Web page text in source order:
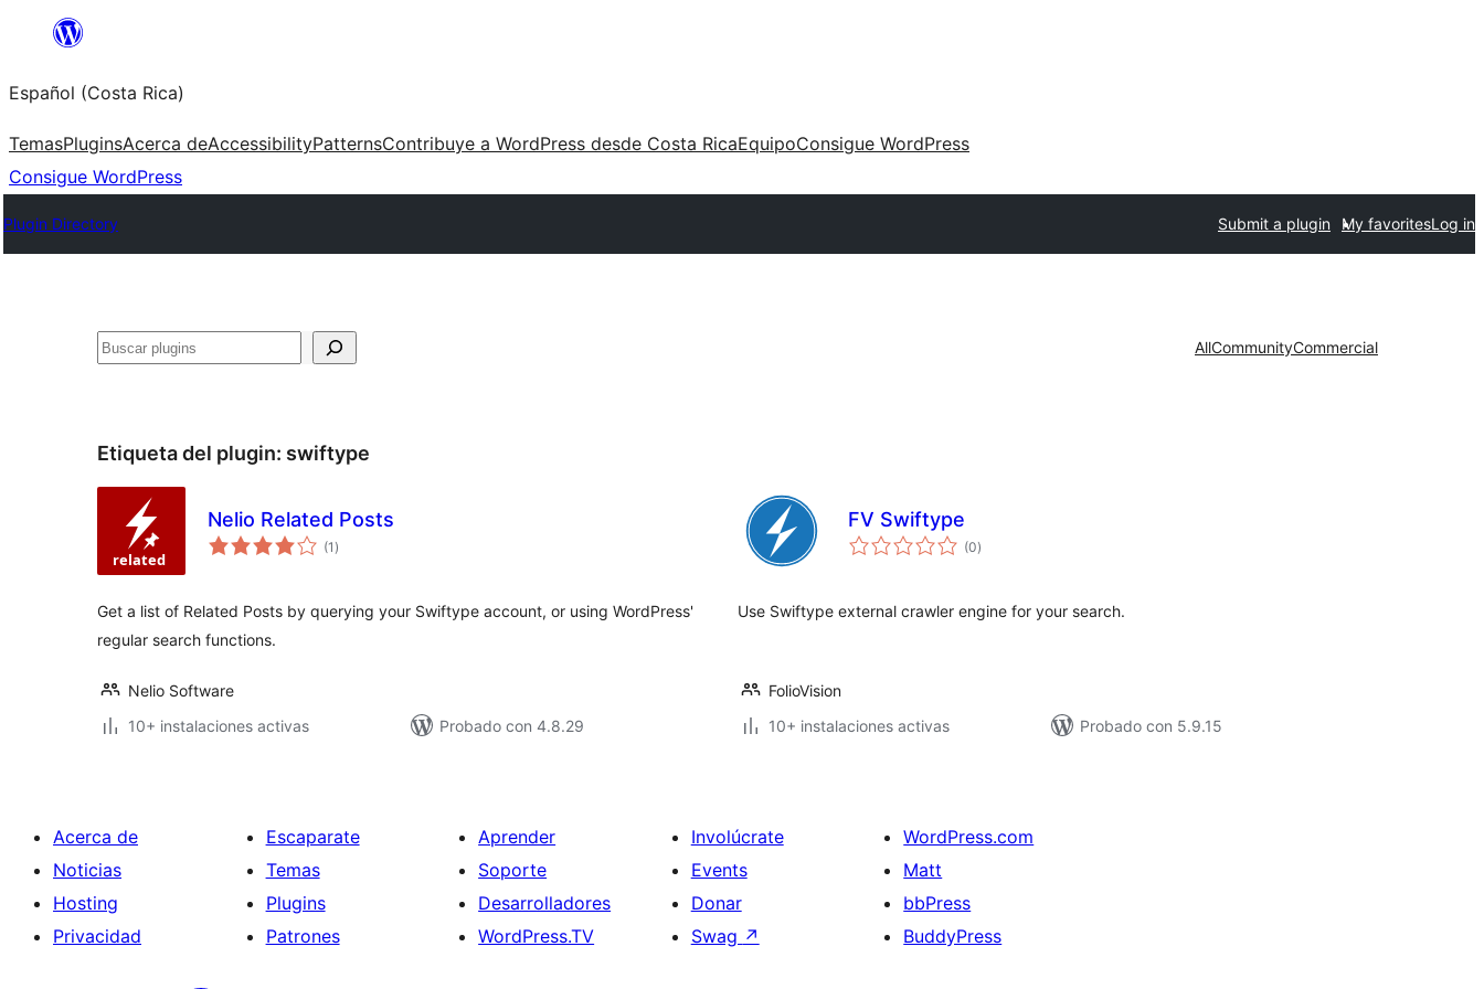
Saltar
contenido
Español (Costa Rica)
TemasPluginsAcerca deAccessibilityPatternsContribuye a WordPress desde Costa RicaEquipoConsigue WordPress
Consigue WordPress
Plugin Directory Submit a plugin My favoritesLog in
Buscar AllCommunityCommercial
Etiqueta del plugin: swiftype
Nelio Related Posts
(1 total
de
)
Get a list of Related Posts by querying your Swiftype account, or using WordPress'
regular search functions.
Nelio Software
10+ instalaciones activas
Probado con 4.8.29
FV Swiftype
(0total
de
)
Use Swiftype external crawler engine for your search.
FolioVision
10+ instalaciones activas
Probado con 5.9.15
Acerca de
Noticias
Hosting
Privacidad
Escaparate
Temas
Plugins
Patrones
Aprender
Soporte
Desarrolladores
WordPress.TV
Involúcrate
Events
Donar
Swag ↗
WordPress.com
Matt
bbPress
BuddyPress